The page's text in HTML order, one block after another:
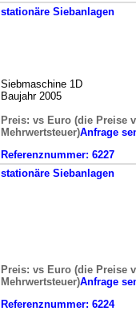
stationäre Siebanlagen
Siebmaschine 1D
Baujahr 2005
Preis: vs Euro (die Preise
Mehrwertsteuer)Anfrage
Referenznummer: 6227
stationäre Siebanlagen
Preis: vs Euro (die Preise
Mehrwertsteuer)Anfrage
Referenznummer: 6224